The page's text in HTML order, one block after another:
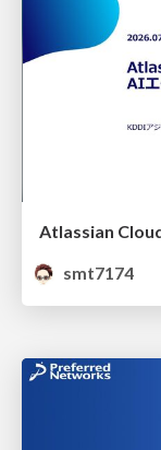
smt7174